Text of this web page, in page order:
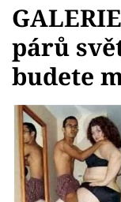
Témata
Showbyznys
Youtubeři
Virály
párů
budete